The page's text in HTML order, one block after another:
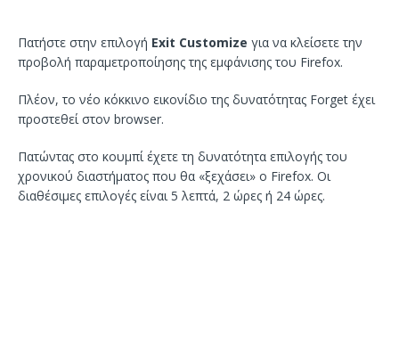
Πατήστε στην επιλογή Exit Customize για να κλείσετε την
προβολή παραμετροποίησης της εμφάνισης του Firefox.
Πλέον, το νέο κόκκινο εικονίδιο της δυνατότητας Forget έχει
προστεθεί στον browser.
Πατώντας στο κουμπί έχετε τη δυνατότητα επιλογής του
χρονικού διαστήματος που θα «ξεχάσει» ο Firefox. Οι
διαθέσιμες επιλογές είναι 5 λεπτά, 2 ώρες ή 24 ώρες.